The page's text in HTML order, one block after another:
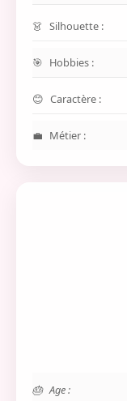
Silhouette :
Hobbies :
Caractère :
Métier :
Age :